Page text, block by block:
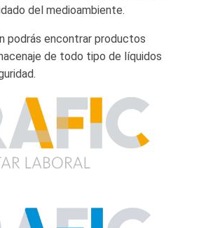
del medioambiente.
podrás encontrar productos
de todo tipo de líquidos